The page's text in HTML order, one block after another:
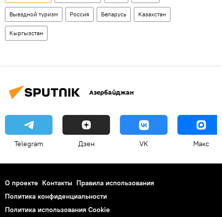
Выездной туризм Россия Беларусь Казахстан
Кыргызстан
Азербайджан
Telegram Дзен VK Макс
О проекте Контакты Правила использования
Политика конфиденциальности
Политика использования Cookie